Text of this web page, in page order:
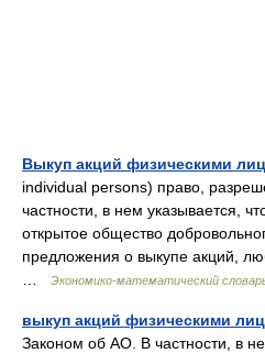
Выкуп акций физическими
individual persons) право,
частности, в нем указывается,
открытое общество
предложения о выкупе акций,
Экономико-математический
выкуп акций физическими
Законом об АО. В частности, в